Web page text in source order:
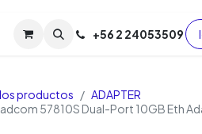
TPM (CL) Tienda
+56 2 24053509
productos
ADAPTER
57810S Dual-Port 10GB Eth